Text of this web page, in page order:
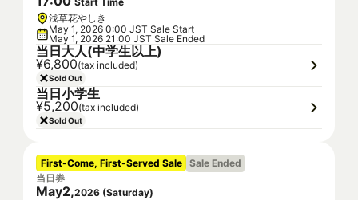
浅草花やしき
May 1, 2026 0:00 JST Sale Start
May 1, 2026 21:00 JST Sale Ended
当日大人(中学生以上)
¥6,800(tax included)
Sold Out
当日小学生
¥5,200(tax included)
Sold Out
First-Come, First-Served Sale Sale Ended
当日券
May2,2026 (Saturday)